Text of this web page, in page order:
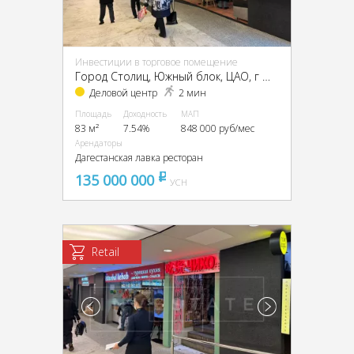
Инвестиции в торговое помещение
Город Столиц, Южный блок, ЦАО, г Москва, Пресненская наб., 8, стр. 1
Деловой центр 2 мин
Площадь
83 м²
Доходность
7.54%
МАП
848 000 руб/мес
Арендаторы
Дагестанская лавка ресторан
135 000 000 pуб
УСН
Retail